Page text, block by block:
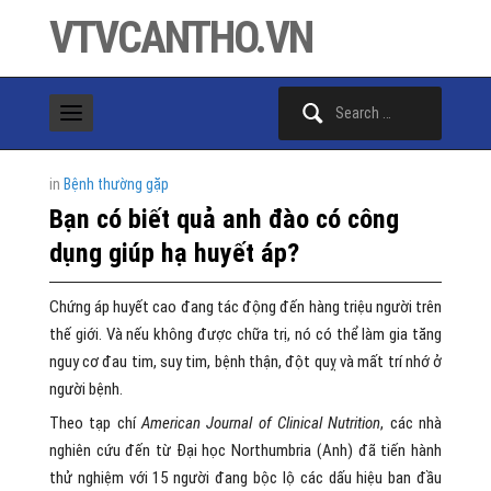
VTVCANTHO.VN
in Bệnh thường gặp
Bạn có biết quả anh đào có công
dụng giúp hạ huyết áp?
Chứng áp huyết cao đang tác động đến hàng triệu người trên
thế giới. Và nếu không được chữa trị, nó có thể làm gia tăng
nguy cơ đau tim, suy tim, bệnh thận, đột quỵ và mất trí nhớ ở
người bệnh.
Theo tạp chíAmerican Journal of Clinical Nutrition, các nhà
nghiên cứu đến từ Đại học Northumbria (Anh) đã tiến hành
thử nghiệm với 15 người đang bộc lộ các dấu hiệu ban đầu